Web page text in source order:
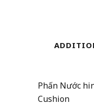
quantity
Phấn Nước
Cushion